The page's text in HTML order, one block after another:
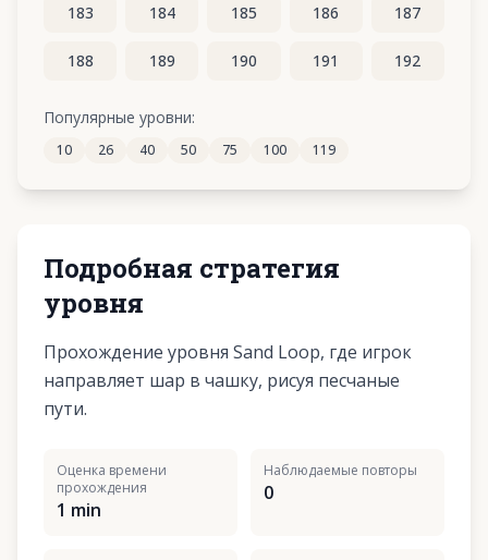
183 184 185 186 187
188 189 190 191 192
198 199 200 201
Популярные уровни:
10 26 40 50 75 100 119
Подробная стратегия
уровня
Прохождение уровня Sand Loop, где игрок
направляет шар в чашку, рисуя песчаные
пути.
Оценка времени
прохождения
1 min
Наблюдаемые повторы
0